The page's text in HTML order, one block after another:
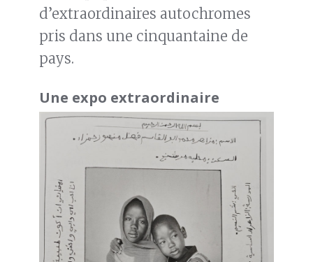
d’extraordinaires autochromes
pris dans une cinquantaine de
pays.
Une expo extraordinaire